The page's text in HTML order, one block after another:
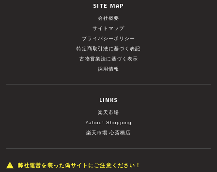
SITE MAP
会社概要
サイトマップ
プライバシーポリシー
特定商取引法に基づく表記
古物営業法に基づく表示
採用情報
LINKS
楽天市場
Yahoo! Shopping
楽天市場 心斎橋店
弊社運営を装った偽サイトにご注意ください！